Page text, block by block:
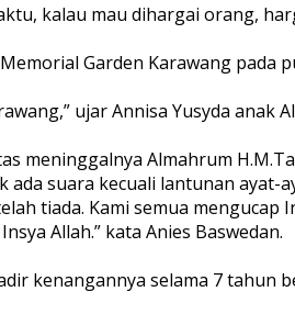
kalau mau dihargai orang,
Garden Karawang pada
ujar Annisa Yusyda anak
meninggalnya Almahrum
suara kecuali lantunan
tiada. Kami semua
Allah.” kata Anies Baswedan.
kenangannya selama 7 tahun